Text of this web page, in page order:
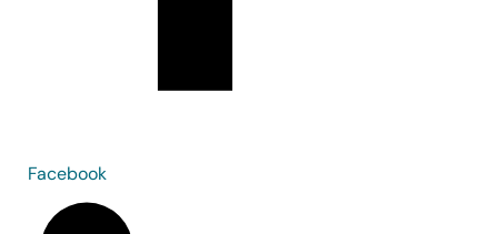
Facebook